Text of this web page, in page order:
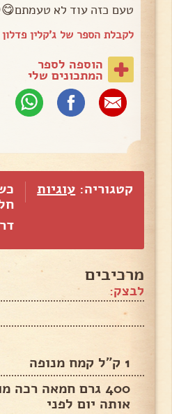
טעם כזה עוד לא
לקבלת הספר של ג'קלין
הוספה לספר
המתכונים שלי
קטגוריה: עוגיות
מרכיבים
לבצק:
1 ק"ל קמח מנופה
400 גרם חמאה רכה
אותה יום לפני